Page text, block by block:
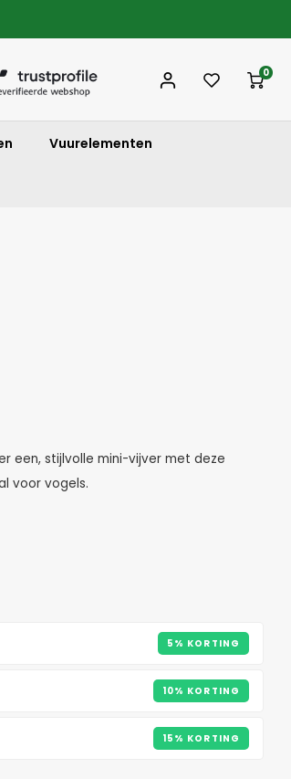
0
Vuurelementen
een, stijlvolle mini-vijver met deze
voor vogels.
5% KORTING
10% KORTING
15% KORTING